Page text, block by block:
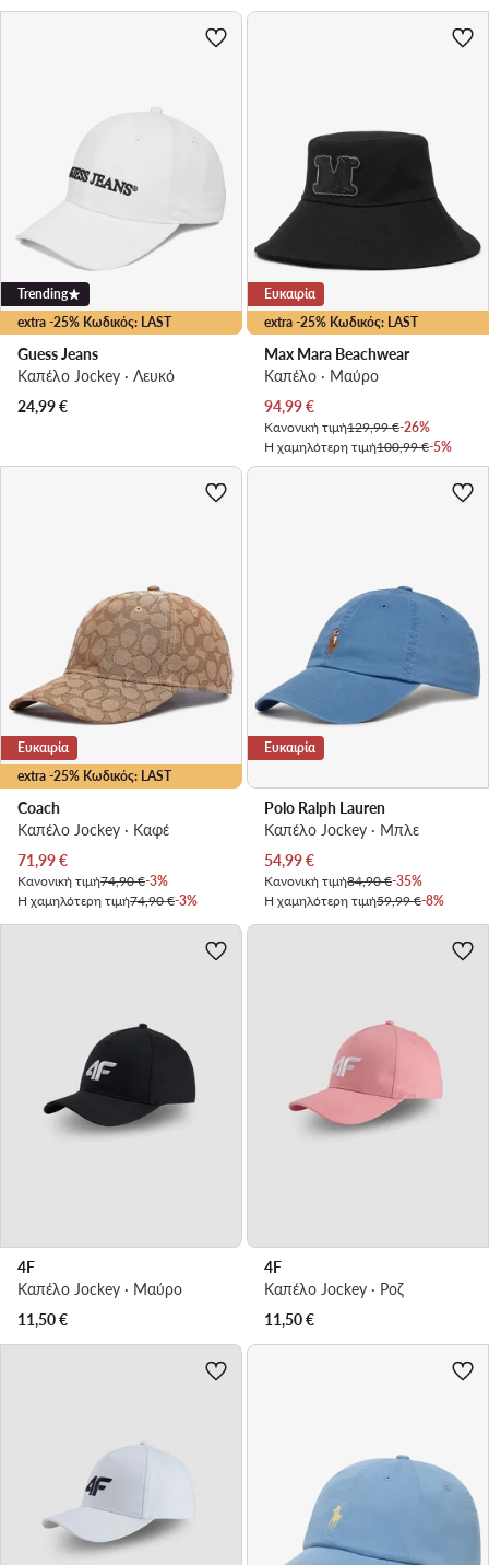
extra -25% Κωδικός: LAST
Trending
Guess Jeans
Καπέλο Jockey · Λευκό
24,99€
extra -25% Κωδικός: LAST
Ευκαιρία
Max Mara Beachwear
Καπέλο · Μαύρο
Τρέχουσα τιμή
94,99€
Κανονική τιμή129,99 €-26%
Η χαμηλότερη τιμή100,99 €-5%
extra -25% Κωδικός: LAST
Ευκαιρία
Coach
Καπέλο Jockey · Καφέ
Τρέχουσα τιμή
71,99€
Κανονική τιμή74,90 €-3%
Η χαμηλότερη τιμή74,90 €-3%
Ευκαιρία
Polo Ralph Lauren
Καπέλο Jockey · Μπλε
Τρέχουσα τιμή
54,99€
Κανονική τιμή84,90 €-35%
Η χαμηλότερη τιμή59,99 €-8%
4F
Καπέλο Jockey · Μαύρο
11,50€
4F
Καπέλο Jockey · Ροζ
11,50€